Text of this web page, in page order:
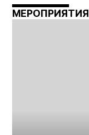
МЕРОПРИЯТИЯ